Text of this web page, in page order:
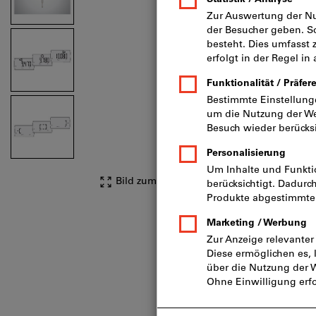
Bild zum Vergrößern anklicken